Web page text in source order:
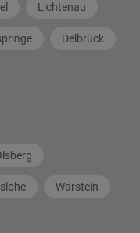
Lichtenau
Delbrück
Warstein